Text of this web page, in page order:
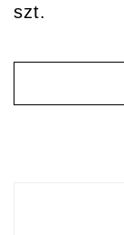
szt.